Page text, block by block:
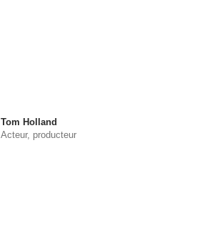
Tom Holland
Acteur, producteur